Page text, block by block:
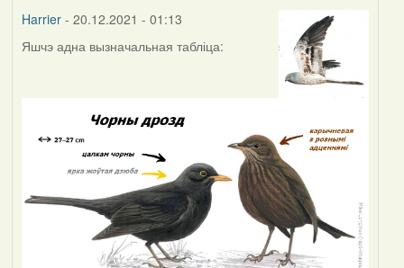
Harrier- 20.12.2021 - 01:13
Яшчэ адна вызначальная табліца: